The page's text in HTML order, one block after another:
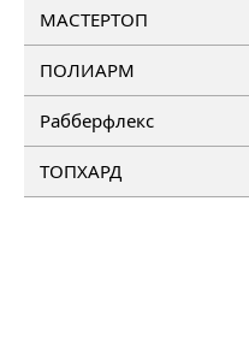
МАСТЕРТОП
ПОЛИАРМ
Рабберфлекс
ТОПХАРД